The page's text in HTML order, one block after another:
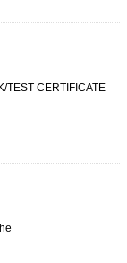
TEST CERTIFICATE